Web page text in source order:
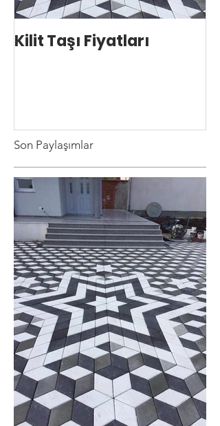
Kilit Taşı Fiyatları
Son Paylaşımlar